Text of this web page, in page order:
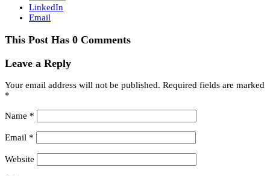
LinkedIn
Email
This Post Has 0 Comments
Leave a Reply
Your email address will not be published. Required fields are marked
*
Name *
Email *
Website